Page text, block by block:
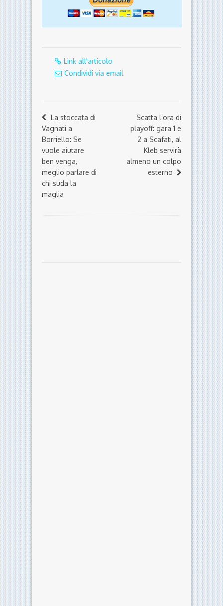
Link all'articolo
Condividi via email
La stoccata di
Vagnati a
Borriello: Se
vuole aiutare
ben venga,
meglio parlare di
chi suda la
maglia
Scatta l’ora di
playoff: gara 1 e
2 a Scafati, al
Kleb servirà
almeno un colpo
esterno